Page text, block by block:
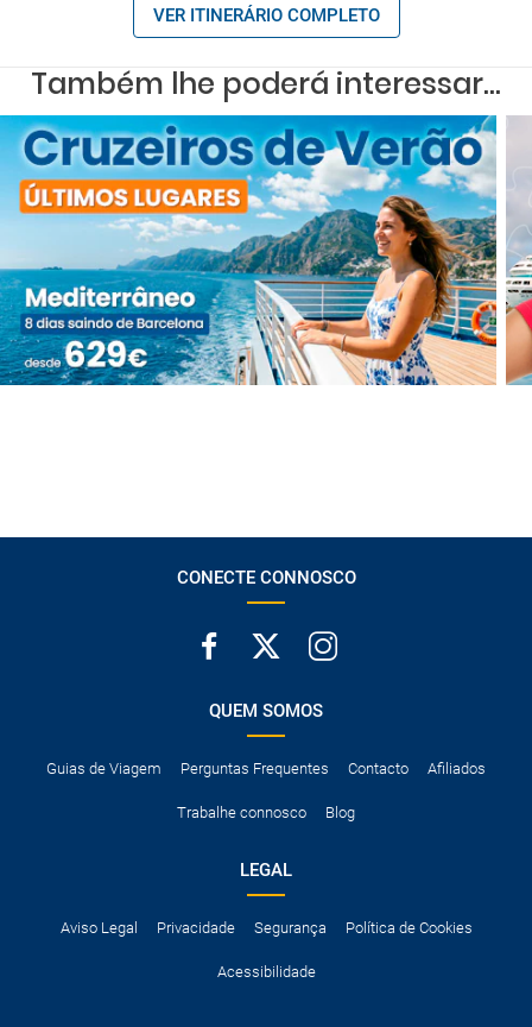
VER ITINERÁRIO COMPLETO
Também lhe poderá interessar...
CONECTE CONNOSCO
QUEM SOMOS
Guias de Viagem Perguntas Frequentes Contacto Afiliados
Trabalhe connosco Blog
LEGAL
Aviso Legal Privacidade Segurança Política de Cookies
Acessibilidade